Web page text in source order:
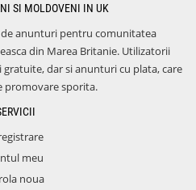
SI MOLDOVENI IN UK
anunturi pentru comunitatea
din Marea Britanie. Utilizatorii
dar si anunturi cu plata, care
promovare sporita.
meu
noua